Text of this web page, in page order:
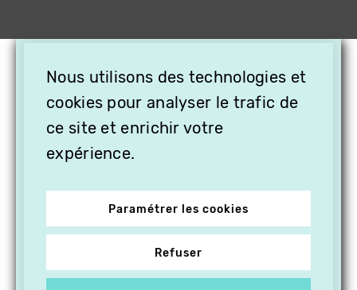
Nous utilisons des technologies et
cookies pour analyser le trafic de
ce site et enrichir votre
expérience.
Paramétrer les cookies
Refuser
OFFREZ LA VIDÉO EN
CADEAU, ABONNEZ VOS
PROCHES À VITHÈQUE !